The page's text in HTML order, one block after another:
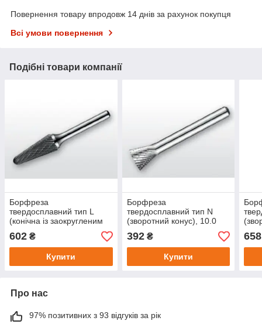
Повернення товару впродовж 14 днів за рахунок покупця
Всі умови повернення
Подібні товари компанії
Борфреза
твердосплавний тип L
(конічна із заокругленим
кінцем), 12.0 мм,
хвостовик 6-мм
перехресна насічка
602 ₴
Купити
Борфреза
твердосплавний тип N
(зворотний конус), 10.0
мм, хвостовик 6-мм
перехресна насічка
392₴
Купити
мм,
658
Про нас
97% позитивних з 93 відгуків за рік